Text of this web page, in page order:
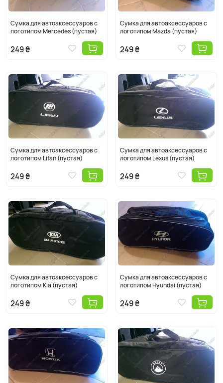
Сумка для автоаксессуаров с
логотипом Mercedes (пустая)
249 ₴
Сумка для автоаксессуаров с
логотипом Mazda (пустая)
249 ₴
Сумка для автоаксессуаров с
логотипом Lifan (пустая)
249 ₴
Сумка для автоаксессуаров с
логотипом Lexus (пустая)
249 ₴
Сумка для автоаксессуаров с
логотипом Kia (пустая)
249 ₴
Сумка для автоаксессуаров с
логотипом Hyundai (пустая)
249 ₴